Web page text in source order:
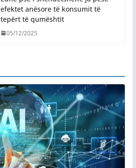
efektet anësore të konsumit të
tepërt të qumështit
05/12/2025